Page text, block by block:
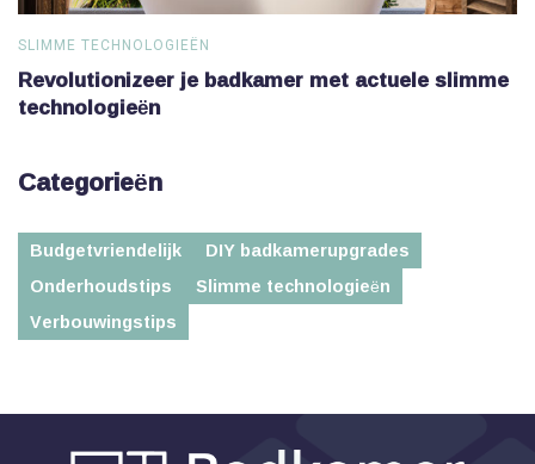
SLIMME TECHNOLOGIEËN
Revolutionizeer je badkamer met actuele slimme
technologieën
Categorieën
Budgetvriendelijk
DIY badkamerupgrades
Onderhoudstips
Slimme technologieën
Verbouwingstips